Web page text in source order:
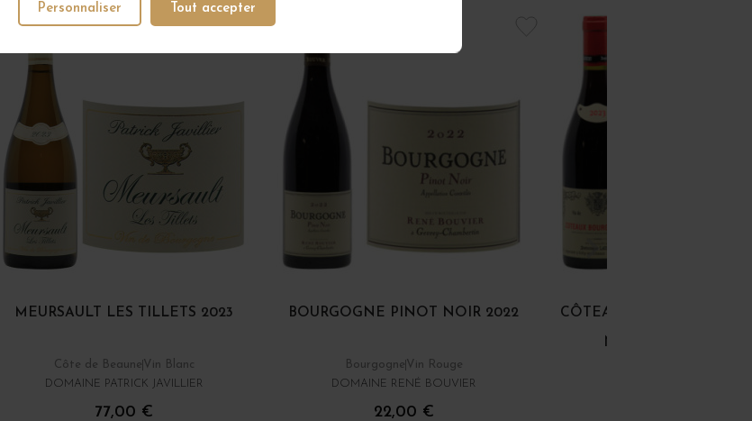
Tout accepter
Personnaliser
2 EN STOCK
MEURSAULT LES TILLETS 2023
Côte de Beaune Vin Blanc
DOMAINE PATRICK JAVILLIER
77,00 €
BOURGOGNE PINOT NOIR 2022
Bourgogne Vin Rouge
DOMAINE RENÉ BOUVIER
22,00 €
CÔTEAUX